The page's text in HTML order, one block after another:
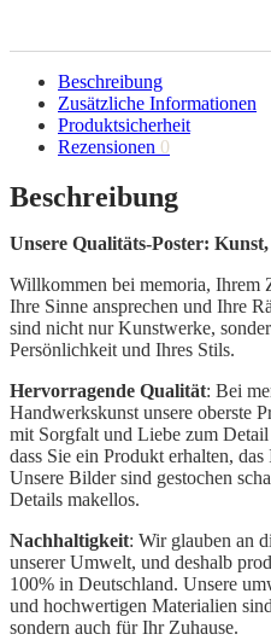
Beschreibung
Zusätzliche Informationen
Produktsicherheit
Rezensionen 0
Beschreibung
Unsere Qualitäts-Poster:
Willkommen bei memoria, Ihrem
Ihre Sinne ansprechen und Ihre
sind nicht nur Kunstwerke,
Persönlichkeit und Ihres Stils.
Hervorragende Qualität: Bei
Handwerkskunst unsere oberste
mit Sorgfalt und Liebe zum
dass Sie ein Produkt erhalten,
Unsere Bilder sind gestochen
Details makellos.
Nachhaltigkeit: Wir glauben an
unserer Umwelt, und deshalb
100% in Deutschland. Unsere
und hochwertigen Materialien
sondern auch für Ihr Zuhause.